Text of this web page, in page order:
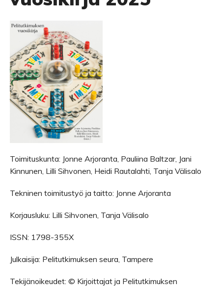
Toimituskunta: Jonne Arjoranta, Pauliina Baltzar, Jani
Kinnunen, Lilli Sihvonen, Heidi Rautalahti, Tanja Välisalo
Tekninen toimitustyö ja taitto: Jonne Arjoranta
Korjausluku: Lilli Sihvonen, Tanja Välisalo
ISSN: 1798-355X
Julkaisija: Pelitutkimuksen seura, Tampere
Tekijänoikeudet: © Kirjoittajat ja Pelitutkimuksen